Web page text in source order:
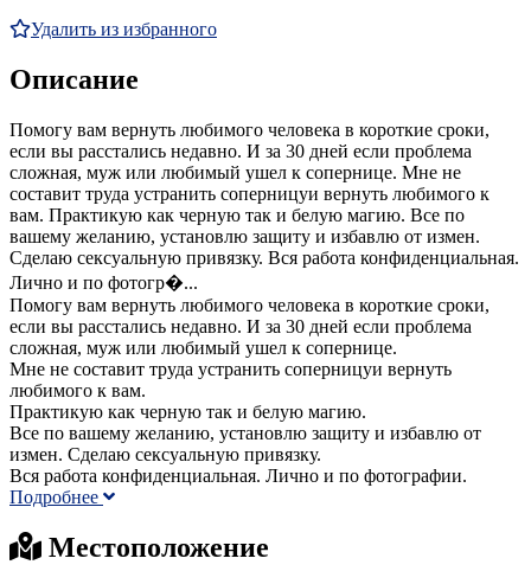
Удалить из избранного
Описание
Помогу вам вернуть любимого человека в короткие сроки,
если вы расстались недавно. И за 30 дней если проблема
сложная, муж или любимый ушел к сопернице. Мне не
составит труда устранить соперницуи вернуть любимого к
вам. Практикую как черную так и белую магию. Все по
вашему желанию, установлю защиту и избавлю от измен.
Сделаю сексуальную привязку. Вся работа конфиденциальная.
Лично и по фотогр�...
Помогу вам вернуть любимого человека в короткие сроки,
если вы расстались недавно. И за 30 дней если проблема
сложная, муж или любимый ушел к сопернице.
Мне не составит труда устранить соперницуи вернуть
любимого к вам.
Практикую как черную так и белую магию.
Все по вашему желанию, установлю защиту и избавлю от
измен. Сделаю сексуальную привязку.
Вся работа конфиденциальная. Лично и по фотографии.
Подробнее
Местоположение